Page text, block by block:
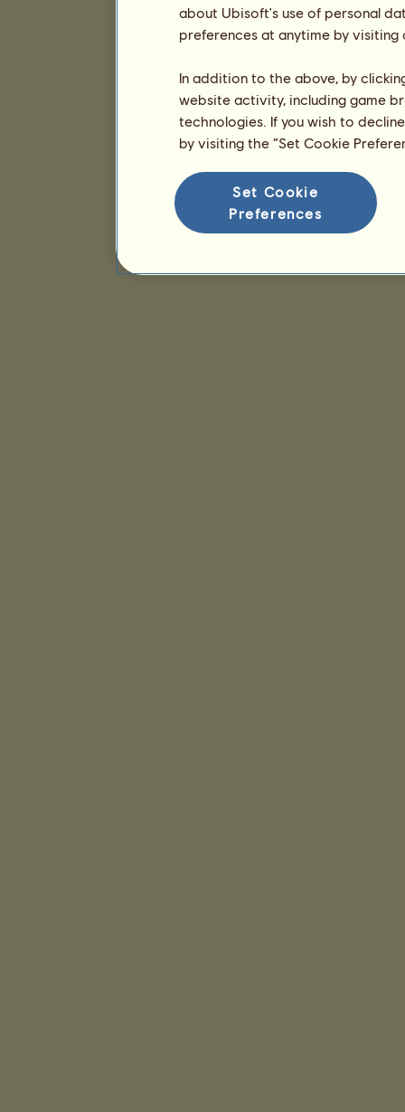
about Ubisoft's use of personal
preferences at anytime by
In addition to the above, by
website activity, including game
technologies. If you wish to
by visiting the “Set Cookie
Set Cookie
Preferences